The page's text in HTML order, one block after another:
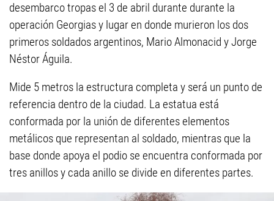
desembarco tropas el 3 de abril durante durante la
operación Georgias y lugar en donde murieron los dos
primeros soldados argentinos, Mario Almonacid y Jorge
Néstor Águila.
Mide 5 metros la estructura completa y será un punto de
referencia dentro de la ciudad. La estatua está
conformada por la unión de diferentes elementos
metálicos que representan al soldado, mientras que la
base donde apoya el podio se encuentra conformada por
tres anillos y cada anillo se divide en diferentes partes.